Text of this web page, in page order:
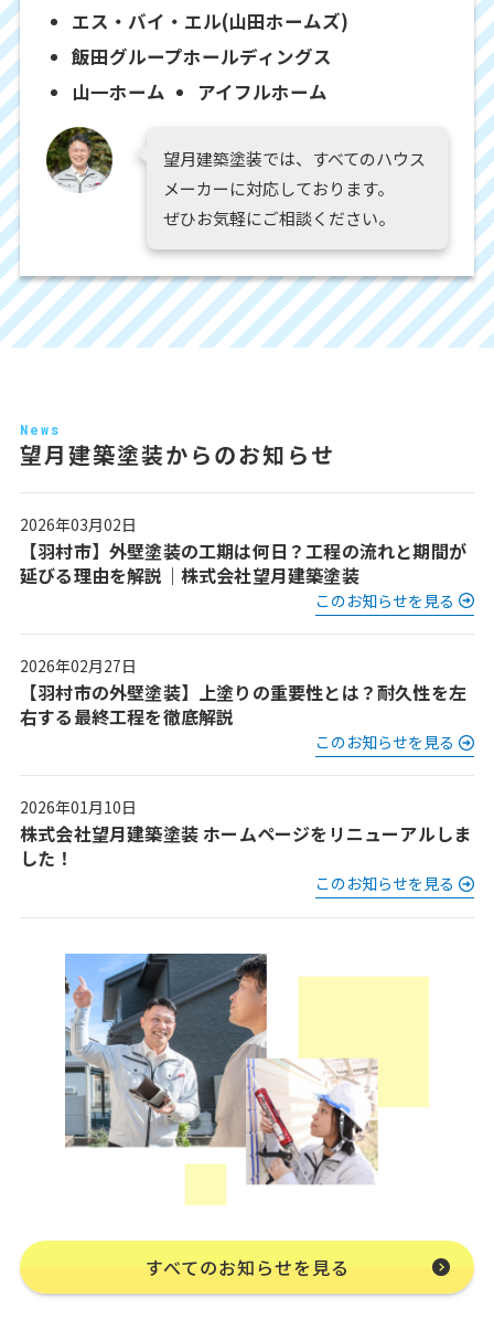
エス・バイ・エル(山田ホームズ)
飯田グループホールディングス
山一ホーム
アイフルホーム
望月建築塗装では、すべてのハウス
メーカーに対応しております。
ぜひお気軽にご相談ください。
News
望月建築塗装からのお知らせ
2026年03月02日
【羽村市】外壁塗装の工期は何日？工程の流れと期間が
延びる理由を解説｜株式会社望月建築塗装
このお知らせを見る
2026年02月27日
【羽村市の外壁塗装】上塗りの重要性とは？耐久性を左
右する最終工程を徹底解説
このお知らせを見る
2026年01月10日
株式会社望月建築塗装 ホームページをリニューアルしま
した！
このお知らせを見る
すべてのお知らせを見る